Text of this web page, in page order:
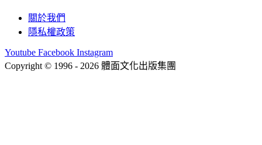
關於我們
隱私權政策
Youtube Facebook Instagram
Copyright © 1996 - 2026 體面文化出版集團